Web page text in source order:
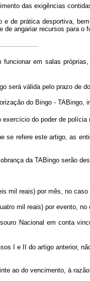
das exigências
de prática desportiva,
de angariar recursos para
em salas
será válida pelo prazo de
do Bingo - TABingo,
do poder de polícia
refere este artigo, as
da TABingo serão
mil reais) por mês, no
mil reais) por evento,
Nacional em conta
I e II do artigo anterior,
ao do vencimento, à